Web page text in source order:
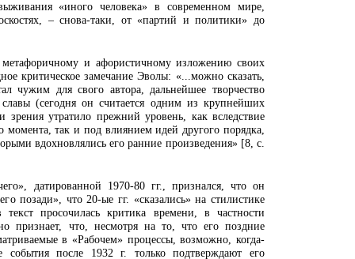
«иного человека» в современном мире,
– снова-таки, от «партий и политики» до
и афористичному изложению своих
критическое замечание Эволы: «...можно сказать,
чужим для свого автора, дальнейшее творчество
(сегодня он считается одним из крупнейших
зрения утратило прежний уровень, как вследствие
момента, так и под влиянием идей другого порядка,
вдохновлялись его ранние произведения» [8, с.
датированной 1970-80 гг., признался, что он
позади», что 20-ые гг. «сказались» на стилистике
просочилась критика времени, в частности
признает, что, несмотря на то, что его поздние
в «Рабочем» процессы, возможно, когда-
события после 1932 г. только подтверждают его